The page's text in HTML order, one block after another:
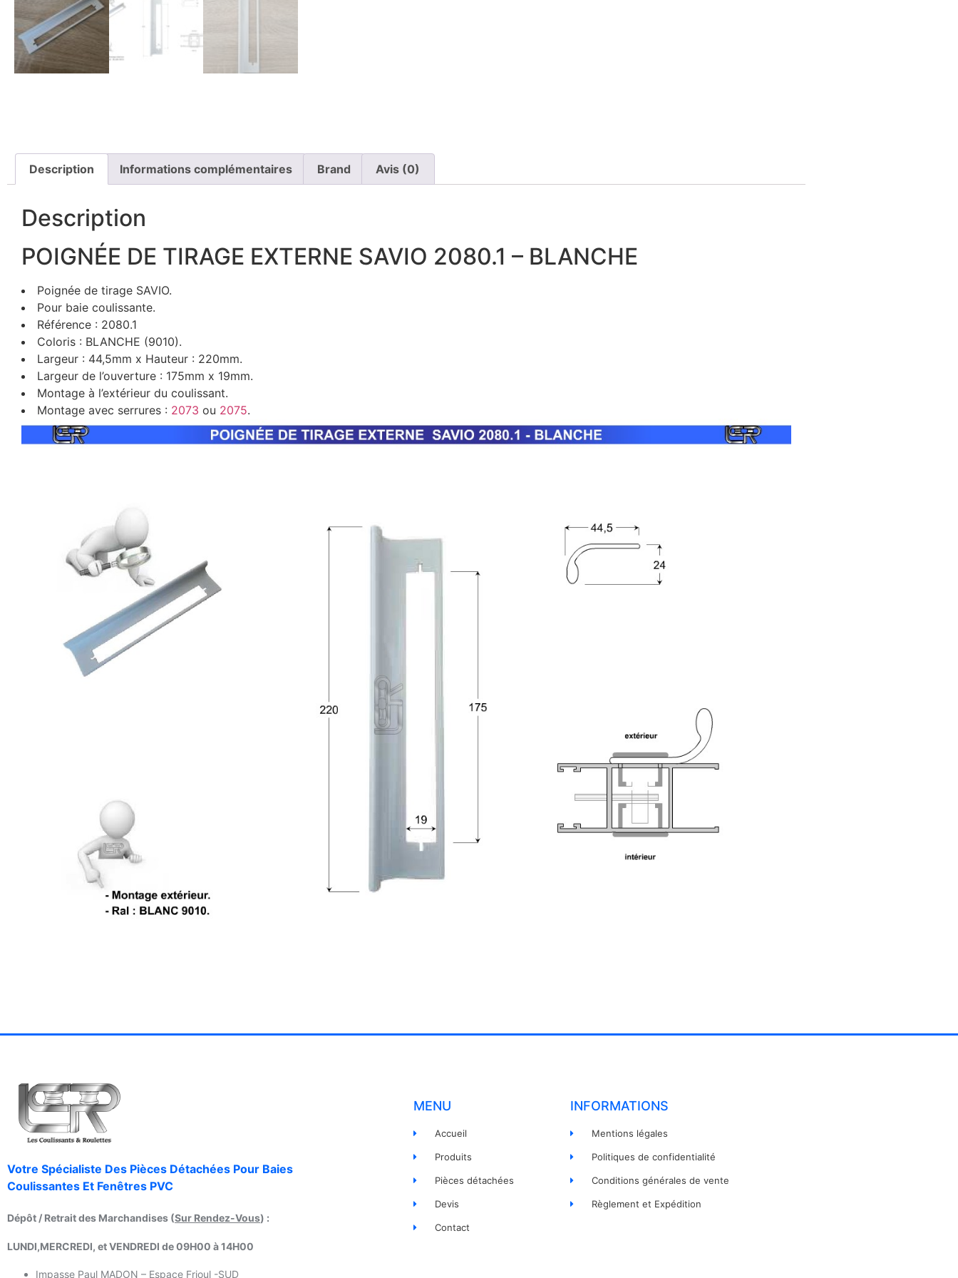
Description Informations complémentaires Brand Avis (0)
Description
POIGNÉE DE TIRAGE EXTERNE SAVIO 2080.1 – BLANCHE
Poignée de tirage SAVIO.
Pour baie coulissante.
Référence : 2080.1
Coloris : BLANCHE (9010).
Largeur : 44,5mm x Hauteur : 220mm.
Largeur de l’ouverture : 175mm x 19mm.
Montage à l’extérieur du coulissant.
Montage avec serrures : 2073 ou 2075.
Votre Spécialiste Des Pièces Détachées Pour Baies
Coulissantes Et Fenêtres PVC
Dépôt / Retrait des Marchandises (Sur Rendez-Vous) :
LUNDI,MERCREDI, et VENDREDI de 09H00 à 14H00
Impasse Paul MADON – Espace Frioul -SUD
MENU
Accueil
Produits
Pièces détachées
Devis
Contact
INFORMATIONS
Mentions légales
Politiques de confidentialité
Conditions générales de vente
Règlement et Expédition